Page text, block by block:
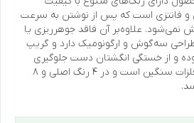
و فانتزی است که پس از نوشتن به سرعت
علاوه‌بر آن فاقد جوهرریزی یا
سه‌گوش و ارگونومیک دارد و گریپ
و از خستگی انگشتان دست جلوگیری
می‌کند. فاقد مواد سمی و فلزات سنگین است و در 4 رنگ اصلی و 8